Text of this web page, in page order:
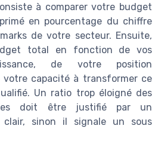
à comparer votre budget
en pourcentage du chiffre
de votre secteur. Ensuite,
total en fonction de vos
de votre position
capacité à transformer ce
Un ratio trop éloigné des
doit être justifié par un
clair, sinon il signale un sous